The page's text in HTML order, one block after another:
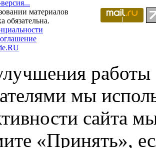
материалов
обязательна.
работы
мы
сайта
«Принять»,